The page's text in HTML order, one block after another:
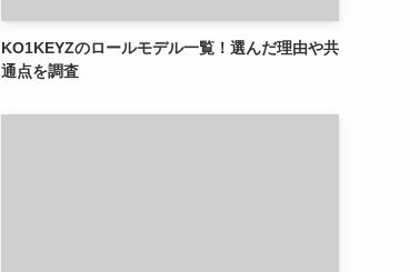
KO1KEYZのロールモデル一覧！選んだ理由や共
通点を調査